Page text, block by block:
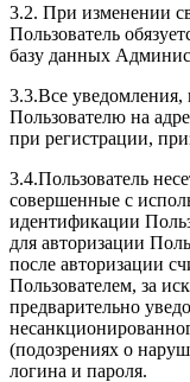
3.2. При изменении
Пользователь
базу данных
3.3.Все
Пользователю на
при регистрации,
3.4.Пользователь
совершенные с
идентификации
для авторизации
после авторизации
Пользователем, за
предварительно
(подозрениях о
логина и пароля.